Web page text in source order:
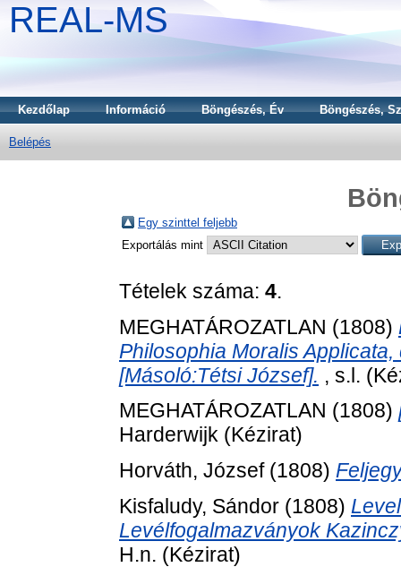
REAL-MS
Kezdőlap Információ Böngészés, Év Böngészés,
Belépés
Egy szinttel feljebb
Exportálás mint
Tételek száma: 4.
MEGHATÁROZATLAN (1808)
Philosophia Moralis
[Másoló:Tétsi József]. , s.l.
MEGHATÁROZATLAN (1808)
Harderwijk (Kézirat)
Horváth, József(1808)
Kisfaludy, Sándor (1808)
Levélfogalmazványok
H.n. (Kézirat)